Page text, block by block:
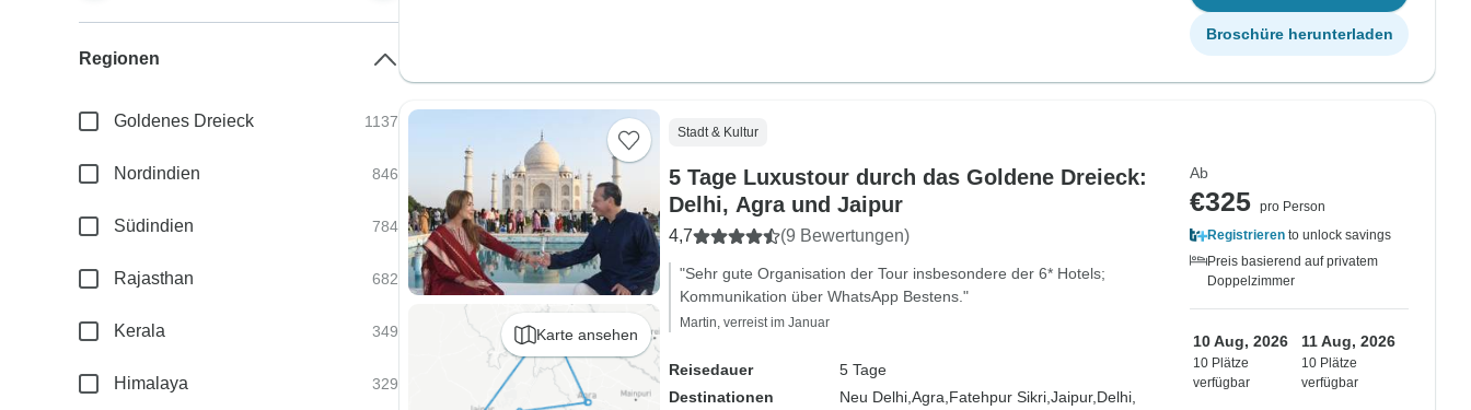
Broschüre herunterladen
Karte ansehen
Stadt & Kultur
5 Tage Luxustour durch das Goldene Dreieck:
Delhi, Agra und Jaipur
4,7 (9 Bewertungen)
"Sehr gute Organisation der Tour insbesondere der 6* Hotels;
Kommunikation über WhatsApp Bestens."
Martin, verreist im Januar
Reisedauer
5 Tage
Destinationen
Neu Delhi, Agra, Fatehpur Sikri, Jaipur, Delhi,
Ab
€325 pro Person
Registrieren to unlock savings
Preis basierend auf privatem
Doppelzimmer
10 Aug, 2026
10 Plätze
verfügbar
11 Aug, 2026
10 Plätze
verfügbar
Regionen
Goldenes Dreieck 1137
Nordindien 846
Südindien 784
Rajasthan 682
Kerala 349
Himalaya 329